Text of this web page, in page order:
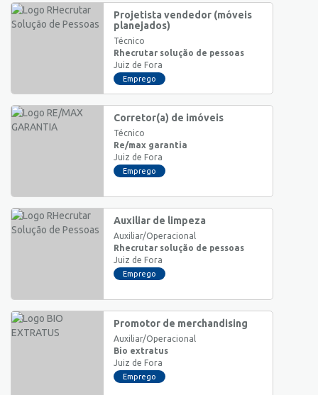
Projetista vendedor (móveis
planejados)
Técnico
Rhecrutar solução de pessoas
Juiz de Fora
Emprego
Corretor(a) de imóveis
Técnico
Re/max garantia
Juiz de Fora
Emprego
Auxiliar de limpeza
Auxiliar/Operacional
Rhecrutar solução de pessoas
Juiz de Fora
Emprego
Promotor de merchandising
Auxiliar/Operacional
Bio extratus
Juiz de Fora
Emprego